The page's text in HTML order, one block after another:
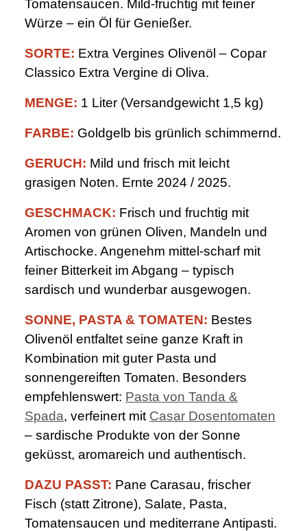
Tomatensaucen. Mild-fruchtig mit feiner
Würze – ein Öl für Genießer.
SORTE: Extra Vergines Olivenöl – Copar
Classico Extra Vergine di Oliva.
MENGE: 1 Liter (Versandgewicht 1,5 kg)
FARBE: Goldgelb bis grünlich schimmernd.
GERUCH: Mild und frisch mit leicht
grasigen Noten. Ernte 2024 / 2025.
GESCHMACK: Frisch und fruchtig mit
Aromen von grünen Oliven, Mandeln und
Artischocke. Angenehm mittel-scharf mit
feiner Bitterkeit im Abgang – typisch
sardisch und wunderbar ausgewogen.
SONNE, PASTA & TOMATEN: Bestes
Olivenöl entfaltet seine ganze Kraft in
Kombination mit guter Pasta und
sonnengereiften Tomaten. Besonders
empfehlenswert: Pasta von Tanda &
Spada, verfeinert mit Casar Dosentomaten
– sardische Produkte von der Sonne
geküsst, aromareich und authentisch.
DAZU PASST: Pane Carasau, frischer
Fisch (statt Zitrone), Salate, Pasta,
Tomatensaucen und mediterrane Antipasti.